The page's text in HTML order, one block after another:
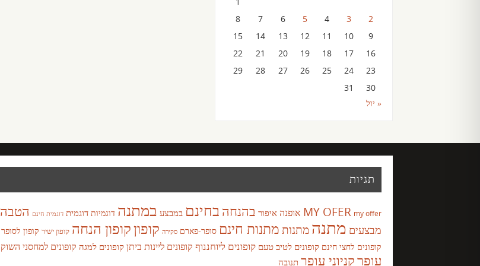
2
3
4
5
6
7
8
9
10
11
12
13
14
15
16
17
18
19
20
21
22
23
24
25
26
27
28
29
30
31
« יול
תגיות
MY OFER my offer אופנה איפור בהנחה בחינם במבצע במתנה דוגמיות דוגמית דוגמית חינם הטבה
מבצעים מתנה מתנות מתנות חינם סופר-פארם סקירה קופוןקופון הנחה קופון ישיר קופון לסופר
קופונים לחצי חינם קופונים לטיב טעם קופונים ליוחננוף קופונים ליינות ביתן קופונים למגה קופונים למחסני השוק
עופרקניוני עופר תנובה